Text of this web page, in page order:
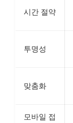
시간 절약
투명성
맞춤화
모바일 접